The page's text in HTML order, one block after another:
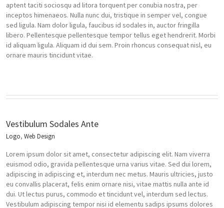
aptent taciti sociosqu ad litora torquent per conubia nostra, per
inceptos himenaeos. Nulla nunc dui, tristique in semper vel, congue
sed ligula. Nam dolor ligula, faucibus id sodales in, auctor fringilla
libero. Pellentesque pellentesque tempor tellus eget hendrerit. Morbi
id aliquam ligula. Aliquam id dui sem. Proin rhoncus consequat nisl, eu
ornare mauris tincidunt vitae.
Vestibulum Sodales Ante
Logo, Web Design
Lorem ipsum dolor sit amet, consectetur adipiscing elit. Nam viverra
euismod odio, gravida pellentesque urna varius vitae. Sed dui lorem,
adipiscing in adipiscing et, interdum nec metus. Mauris ultricies, justo
eu convallis placerat, felis enim ornare nisi, vitae mattis nulla ante id
dui. Ut lectus purus, commodo et tincidunt vel, interdum sed lectus.
Vestibulum adipiscing tempor nisi id elementu sadips ipsums dolores